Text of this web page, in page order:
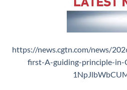
https://news.cgtn.com/news/
first-A-guiding-principle-in-